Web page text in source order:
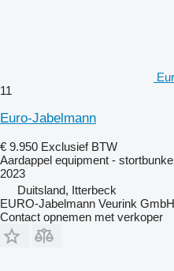
11
Euro-Jabelmann
€ 9.950 Exclusief BTW
Aardappel equipment -
2023
Duitsland, Itterbeck
EURO-Jabelmann Veurink GmbH
Contact opnemen met verkoper